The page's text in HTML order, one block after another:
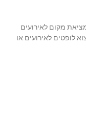
למציאת מקום לאירועים
לופטים לאירועים או